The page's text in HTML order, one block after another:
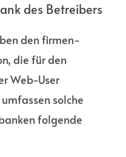
des Betreibers
den firmen­
die für den
Web-User
solche
folgende